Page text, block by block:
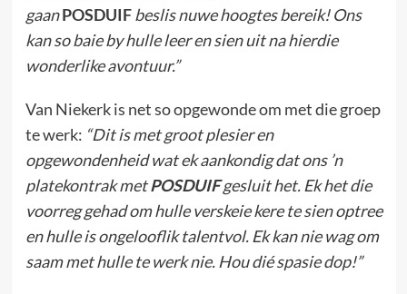
gaanPOSDUIFbeslis nuwe hoogtes bereik! Ons
kan so baie by hulle leer en sien uit na hierdie
wonderlike avontuur.”
Van Niekerk is net so opgewonde om met die groep
te werk: “Dit is met groot plesier en
opgewondenheid wat ek aankondig dat ons ’n
platekontrak metPOSDUIFgesluit het. Ek het die
voorreg gehad om hulle verskeie kere te sien optree
en hulle is ongelooflik talentvol. Ek kan nie wag om
saam met hulle te werk nie. Hou dié spasie dop!”